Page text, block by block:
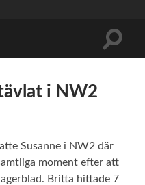
Slå
i NW2
Susanne i NW2 där
moment efter att
Britta hittade 7